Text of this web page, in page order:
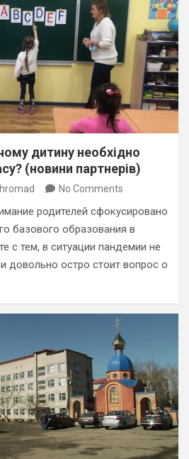
дитину необхідно
(новини партнерів)
No Comments
родителей сфокусировано
базового образования в
с тем, в ситуации пандемии не
довольно остро стоит вопрос о